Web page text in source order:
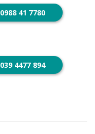
0988 41 7780
039 4477 894